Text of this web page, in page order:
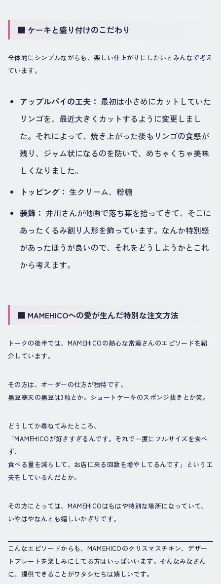
■ ケーキと盛り付けのこだわり
全体的にシンプルながらも、楽しい仕上がりにしたいとみんなで考え
ています。
アップルパイの工夫： 最初は小さめにカットしていた
リンゴを、最近大きくカットするように変更しまし
た。それによって、焼き上がった後もリンゴの食感が
残り、ジャム状になるのを防いで、めちゃくちゃ美味
しくなりました。
トッピング： 生クリーム、粉糖
装飾： 井川さんが動画で落ち葉を拾ってきて、そこに
あったくるみ割り人形を飾っています。なんか特別感
があったほうが良いので、それをどうしようかとこれ
から考えます。
■ MAMEHICOへの愛が生んだ特別な注文方法
トークの後半では、MAMEHICOの熱心な常連さんのエピソードを紹
介しています。
その方は、オーダーの仕方が独特です。
黒豆寒天の黒豆は3粒とか。ショートケーキのスポンジ抜きとか笑。
どうしてか尋ねてみたところ、
「MAMEHICOが好きすぎるんです。それで一度にフルサイズを食べ
ず、
食べる量を減らして、お店に来る回数を増やしてるんです」という工
夫をしているんだとか。
その方にとっては、MAMEHICOはもはや特別な場所になっていて、
いやはやなんとも嬉しいかぎりです。
こんなエピソードからも、MAMEHICOのクリスマスチキン、デザー
トプレートを楽しみにしてる方はいっぱいいます。そんなみなさん
に、提供できることがワタシたちは嬉しいです。